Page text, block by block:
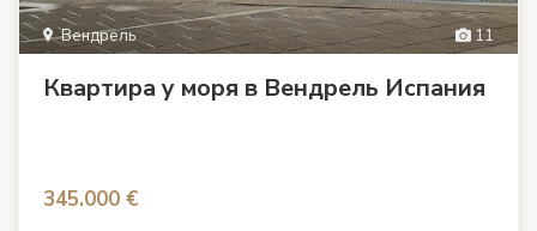
11
Вендрель
Квартира у моря в Вендрель Испания
345.000 €